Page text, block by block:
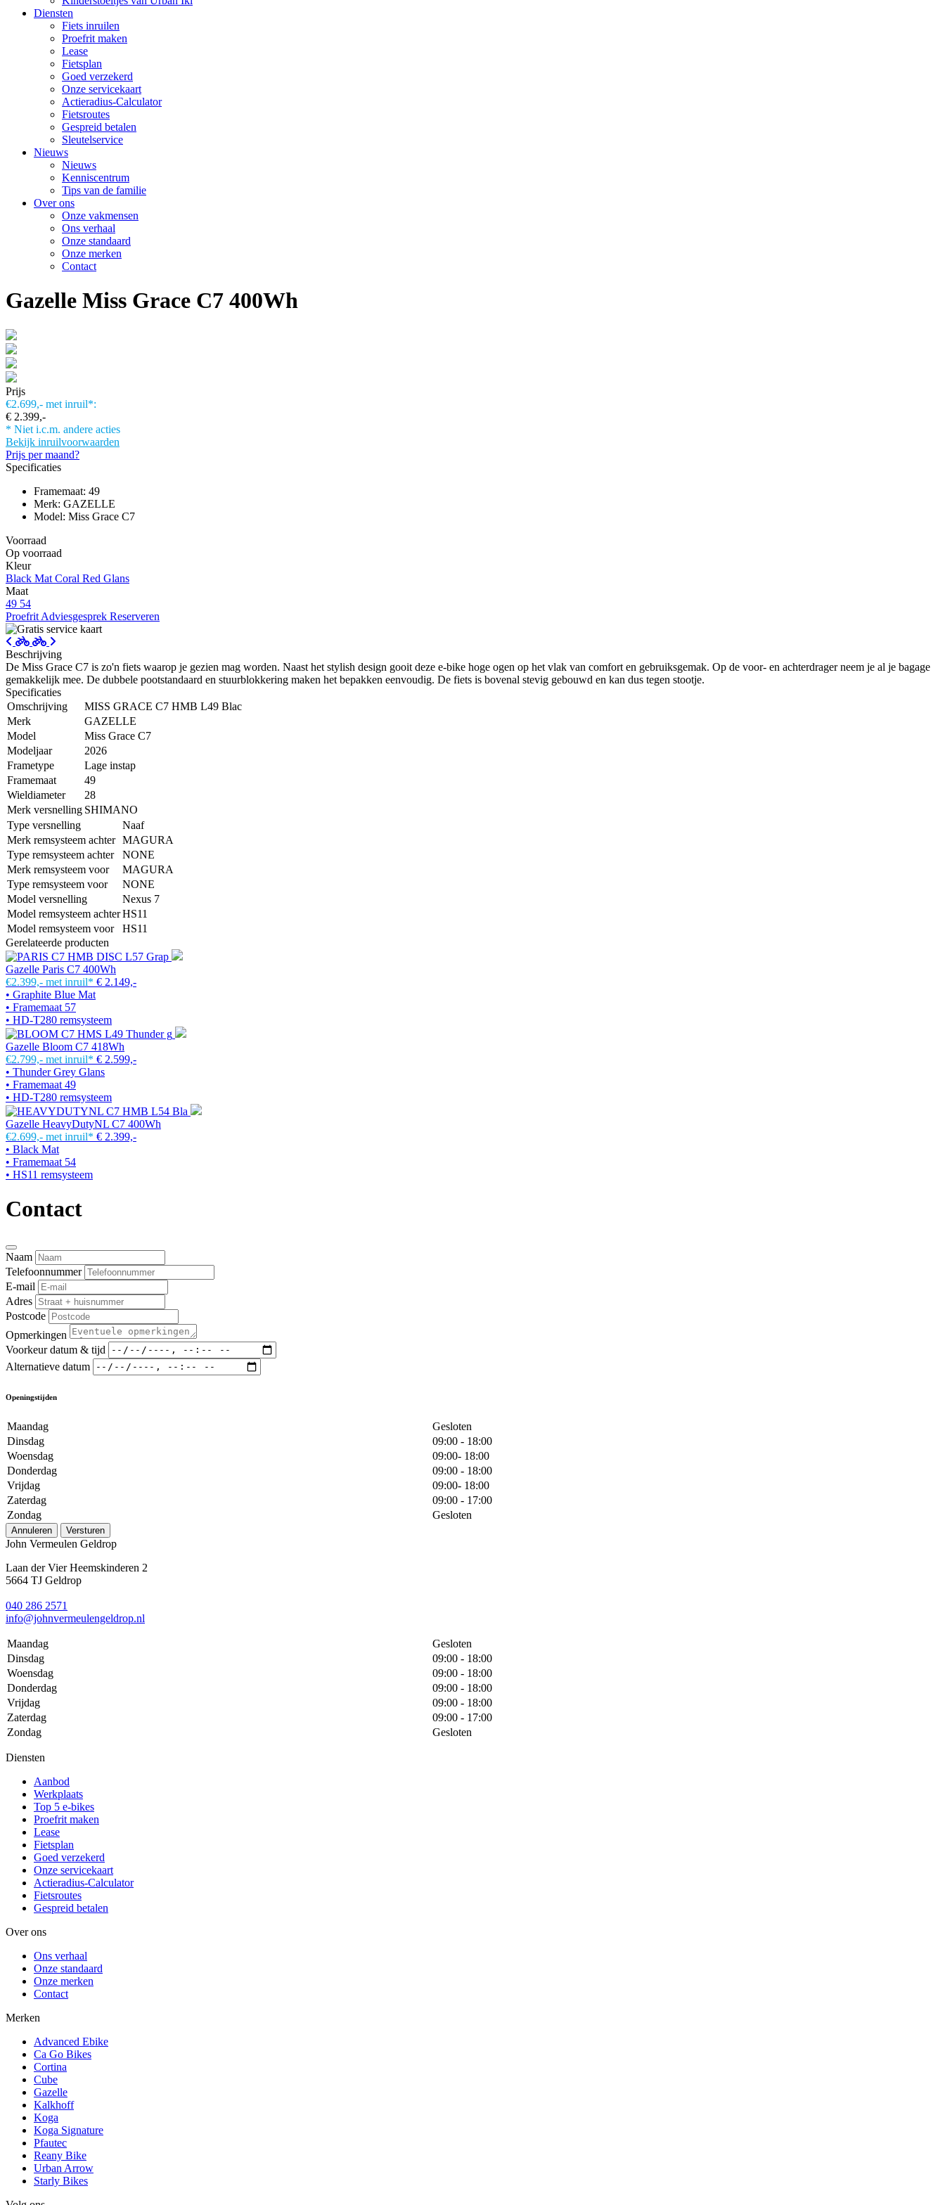
Diensten
Fiets inruilen
Proefrit maken
Lease
Fietsplan
Goed verzekerd
Onze servicekaart
Actieradius-Calculator
Fietsroutes
Gespreid betalen
Sleutelservice
Nieuws
Nieuws
Kenniscentrum
Tips van de familie
Over ons
Onze vakmensen
Ons verhaal
Onze standaard
Onze merken
Contact
Gazelle Miss Grace C7 400Wh
Prijs
€2.699,- met inruil*:
€ 2.399,-
* Niet i.c.m. andere acties
Bekijk inruilvoorwaarden
Prijs per maand?
Specificaties
Framemaat: 49
Merk: GAZELLE
Model: Miss Grace C7
Voorraad
Op voorraad
Kleur
Black Mat Coral Red Glans
Maat
49 54
Proefrit Adviesgesprek Reserveren
Beschrijving
De Miss Grace C7 is zo'n fiets waarop je gezien mag worden. Naast het stylish design gooit deze e-bike hoge ogen op het vlak van comfort en gebruiksgemak. Op de voor- en achterdrager neem je al je bagage
gemakkelijk mee. De dubbele pootstandaard en stuurblokkering maken het bepakken eenvoudig. De fiets is bovenal stevig gebouwd en kan dus tegen stootje.
Specificaties
Omschrijving
MISS GRACE C7 HMB L49 Blac
Merk
GAZELLE
Model
Miss Grace C7
Modeljaar
2026
Frametype
Lage instap
Framemaat
49
Wieldiameter
28
Merk versnelling SHIMANO
Type versnelling
Naaf
Merk remsysteem achter MAGURA
Type remsysteem achter
NONE
Merk remsysteem voor
MAGURA
Type remsysteem voor
NONE
Model versnelling
Nexus 7
Model remsysteem achterHS11
Model remsysteem voor
HS11
Gerelateerde producten
Gazelle Paris C7 400Wh
€2.399,- met inruil* € 2.149,-
• Graphite Blue Mat
• Framemaat 57
• HD-T280 remsysteem
Gazelle Bloom C7 418Wh
€2.799,- met inruil* € 2.599,-
• Thunder Grey Glans
• Framemaat 49
• HD-T280 remsysteem
Gazelle HeavyDutyNL C7 400Wh
€2.699,- met inruil* € 2.399,-
• Black Mat
• Framemaat 54
• HS11 remsysteem
Contact
Naam
Telefoonnummer
E-mail
Adres
Postcode
Opmerkingen
Voorkeur datum & tijd
Alternatieve datum
Openingstijden
Maandag
Gesloten
Dinsdag
09:00 - 18:00
Woensdag
09:00- 18:00
Donderdag
09:00 - 18:00
Vrijdag
09:00- 18:00
Zaterdag
09:00 - 17:00
Zondag
Gesloten
Annuleren Versturen
John Vermeulen Geldrop
Laan der Vier Heemskinderen 2
5664 TJ Geldrop
040 286 2571
info@johnvermeulengeldrop.nl
Maandag
Gesloten
Dinsdag
09:00 - 18:00
Woensdag
09:00 - 18:00
Donderdag
09:00 - 18:00
Vrijdag
09:00 - 18:00
Zaterdag
09:00 - 17:00
Zondag
Gesloten
Diensten
Aanbod
Werkplaats
Top 5 e-bikes
Proefrit maken
Lease
Fietsplan
Goed verzekerd
Onze servicekaart
Actieradius-Calculator
Fietsroutes
Gespreid betalen
Over ons
Ons verhaal
Onze standaard
Onze merken
Contact
Merken
Advanced Ebike
Ca Go Bikes
Cortina
Cube
Gazelle
Kalkhoff
Koga
Koga Signature
Pfautec
Reany Bike
Urban Arrow
Starly Bikes